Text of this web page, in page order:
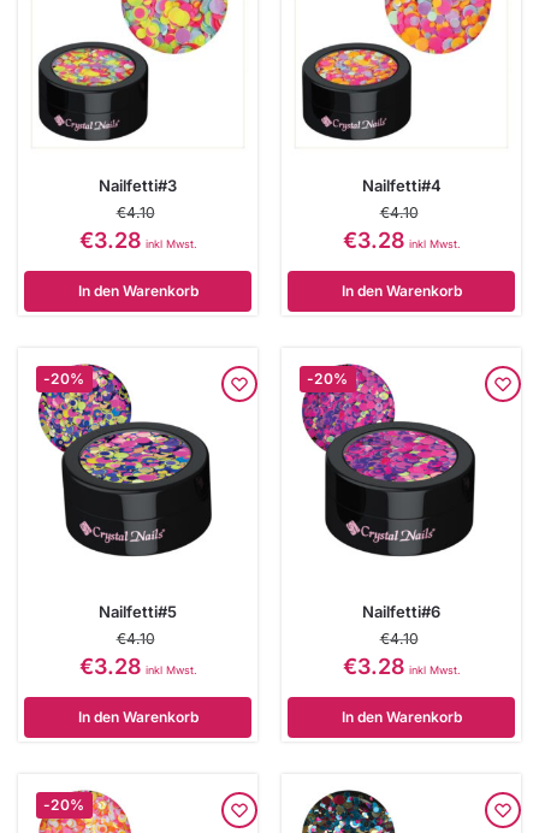
Nailfetti#3
€4.10
€3.28 inkl Mwst.
In den Warenkorb
Nailfetti#4
€4.10
€3.28 inkl Mwst.
In den Warenkorb
-20%
Nailfetti#5
€4.10
€3.28 inkl Mwst.
In den Warenkorb
-20%
Nailfetti#6
€4.10
€3.28 inkl Mwst.
In den Warenkorb
-20%